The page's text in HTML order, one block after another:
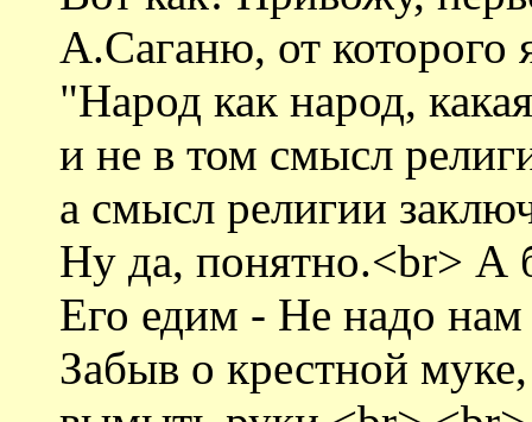
А.Саганю, от которого
"Народ как народ,
и не в том смысл
а смысл религии
Ну да, понятно.<br> А
Его едим - Не надо
Забыв о крестной